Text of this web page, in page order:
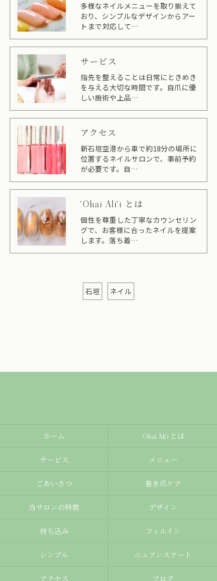
多様なネイルメニューを取り揃えて
おり、シンプルなデザインからアー
トまで対応して…
サービス
指先を整えることは日常にときめき
を与える大切な時間です。自爪に優
しい施術や上品…
アクセス
新石垣空港から車で約18分の場所に
位置するネイルサロンで、事前予約
が必要です。自…
‘Ohai Ali‘i とは
個性を尊重した丁寧なカウンセリン
グで、お客様に合ったネイルを提案
します。落ち着…
石垣 ネイル
ホーム ‘Ohai Ali‘i とは
サービス メニュー
ごあいさつ 巻き爪ケア
当サロンの特徴 デザイン
持ち込み フィルイン
シンプル ニュアンスアート
アクセス ブログ